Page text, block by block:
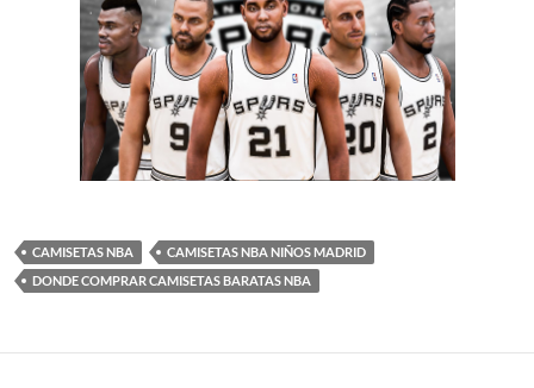
CAMISETAS NBA
CAMISETAS NBA NIÑOS MADRID
DONDE COMPRAR CAMISETAS BARATAS NBA